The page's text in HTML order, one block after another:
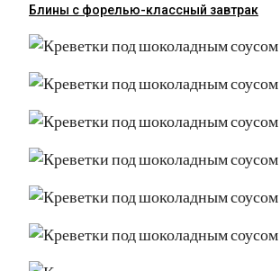
Блины с форелью-классный завтрак